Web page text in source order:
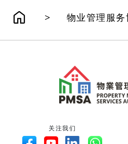
> 物业管理服务
关注我们